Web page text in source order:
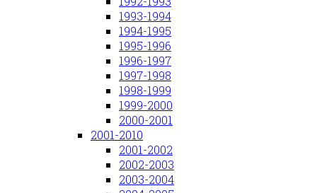
1993-1994
1994-1995
1995-1996
1996-1997
1997-1998
1998-1999
1999-2000
2000-2001
2001-2010
2001-2002
2002-2003
2003-2004